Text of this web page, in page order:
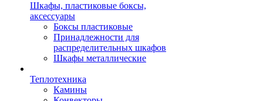
Шкафы, пластиковые боксы,
аксессуары
Боксы пластиковые
Принадлежности для
распределительных шкафов
Шкафы металлические
Теплотехника
Камины